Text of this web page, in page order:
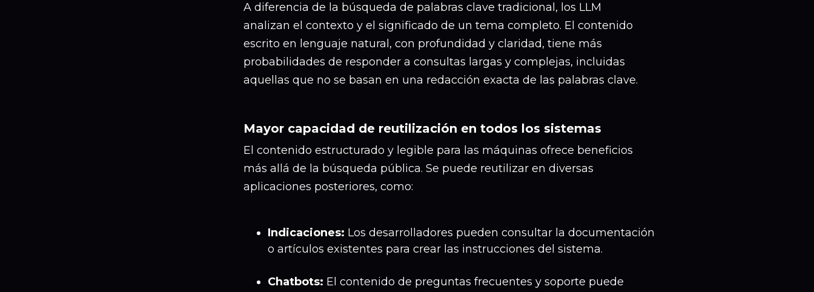
A diferencia de la búsqueda de palabras clave tradicional, los LLM
analizan el contexto y el significado de un tema completo. El contenido
escrito en lenguaje natural, con profundidad y claridad, tiene más
probabilidades de responder a consultas largas y complejas, incluidas
aquellas que no se basan en una redacción exacta de las palabras clave.
Mayor capacidad de reutilización en todos los sistemas
El contenido estructurado y legible para las máquinas ofrece beneficios
más allá de la búsqueda pública. Se puede reutilizar en diversas
aplicaciones posteriores, como:
Indicaciones: Los desarrolladores pueden consultar la documentación
o artículos existentes para crear las instrucciones del sistema.
Chatbots: El contenido de preguntas frecuentes y soporte puede